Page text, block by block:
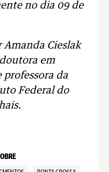
no dia 09 de
Amanda Cieslak
em
professora da
Federal do